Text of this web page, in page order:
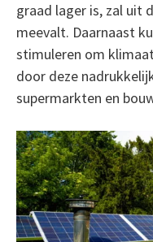
graad lager is, zal uit
meevalt. Daarnaast
stimuleren om
door deze
supermarkten en